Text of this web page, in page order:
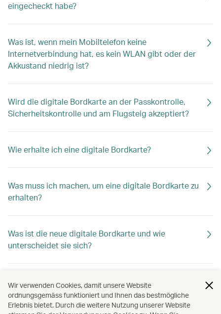
eingecheckt habe?
Was ist, wenn mein Mobiltelefon keine
Internetverbindung hat, es kein WLAN gibt oder der
Akkustand niedrig ist?
Wird die digitale Bordkarte an der Passkontrolle,
Sicherheitskontrolle und am Flugsteig akzeptiert?
Wie erhalte ich eine digitale Bordkarte?
Was muss ich machen, um eine digitale Bordkarte zu
erhalten?
Was ist die neue digitale Bordkarte und wie
unterscheidet sie sich?
Warum erhalte ich meine Bordkarte nicht mehr per
SMS?
Wir verwenden Cookies, damit unsere Website
ordnungsgemäss funktioniert und Ihnen das bestmögliche
Erlebnis bietet. Durch die weitere Nutzung unserer Website